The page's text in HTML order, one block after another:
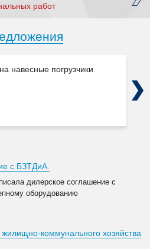
работ
навесные погрузчики
Next
с БЗТДиА.
дилерское соглашение с
оборудованию
коммунального хозяйства